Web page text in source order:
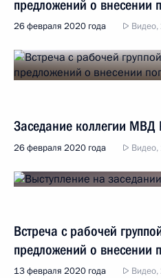
предложений о внесении
26 февраля 2020 года Видео,
Заседание коллегии МВД
26 февраля 2020 года
Встреча с рабочей
предложений о внесении
13 февраля 2020 года Видео,